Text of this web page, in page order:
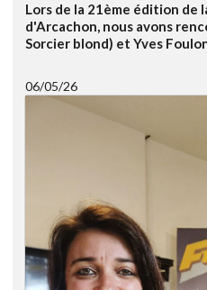
Lors de la 21ème édition de
d'Arcachon, nous avons
Sorcier blond) et Yves
06/05/26